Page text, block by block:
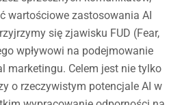
wartościowe zastosowania AI
się zjawisku FUD (Fear,
wpływowi na podejmowanie
marketingu. Celem jest nie tylko
o rzeczywistym potencjale AI w